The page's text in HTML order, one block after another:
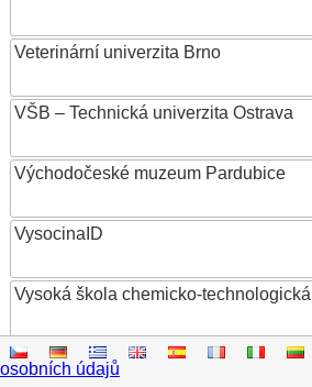
Veterinární univerzita Brno
VŠB – Technická univerzita Ostrava
Východočeské muzeum Pardubice
VysocinaID
Vysoká škola chemicko-
Vysoká škola ekonomická v Praze
osobních údajů